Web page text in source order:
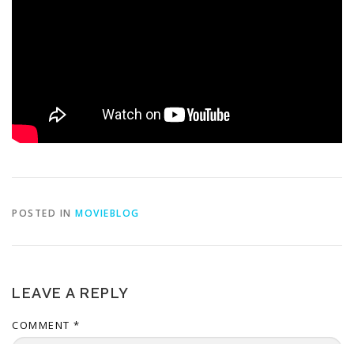
POSTED IN MOVIEBLOG
LEAVE A REPLY
COMMENT *